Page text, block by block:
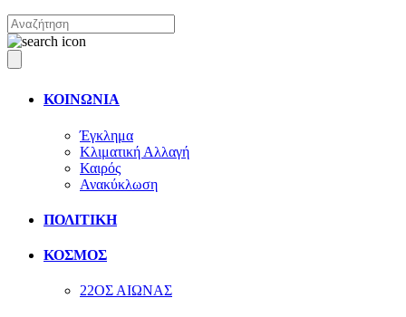
ΚΟΙΝΩΝΙΑ
Έγκλημα
Κλιματική Αλλαγή
Καιρός
Ανακύκλωση
ΠΟΛΙΤΙΚΗ
ΚΟΣΜΟΣ
22ΟΣ ΑΙΩΝΑΣ